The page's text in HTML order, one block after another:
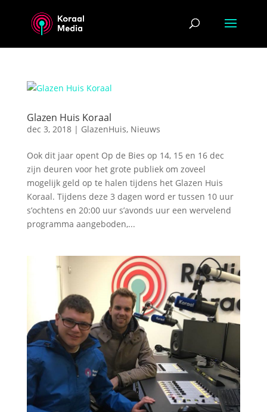
Glazen Huis Koraal
dec 3, 2018| GlazenHuis, Nieuws
Ook dit jaar opent Op de Bies op 14, 15 en 16 dec
zijn deuren voor het grote publiek om zoveel
mogelijk geld op te halen tijdens het Glazen Huis
Koraal. Tijdens deze 3 dagen word er tussen 10 uur
s’ochtens en 20:00 uur s’avonds uur een wervelend
programma aangeboden,...